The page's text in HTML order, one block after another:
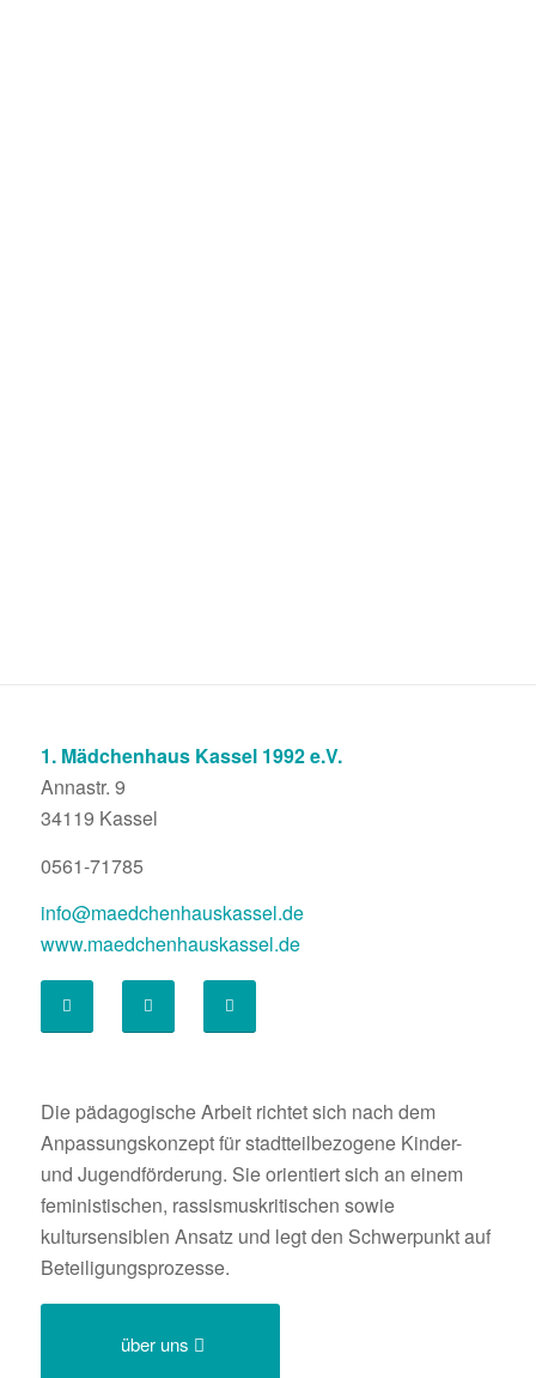
1. Mädchenhaus Kassel 1992 e.V.
Annastr. 9
34119 Kassel
0561-71785
info@maedchenhauskassel.de
www.maedchenhauskassel.de
Die pädagogische Arbeit richtet sich nach dem
Anpassungskonzept für stadtteilbezogene Kinder-
und Jugendförderung. Sie orientiert sich an einem
feministischen, rassismuskritischen sowie
kultursensiblen Ansatz und legt den Schwerpunkt auf
Beteiligungsprozesse.
über uns